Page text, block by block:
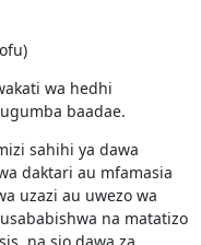
wa hedhi
baadae.
sahihi ya dawa
daktari au mfamasia
uzazi au uwezo wa
na matatizo